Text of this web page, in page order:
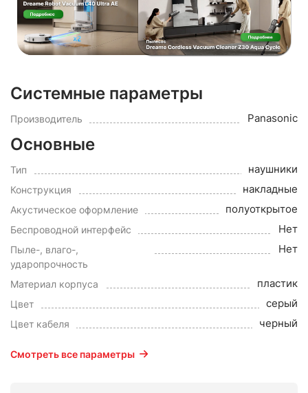
Системные параметры
Производитель Panasonic
Основные
Тип наушники
Конструкция накладные
Акустическое оформление полуоткрытое
Беспроводной интерфейс Нет
Пыле-, влаго-,
ударопрочность
Нет
Материал корпуса пластик
Цвет серый
Цвет кабеля черный
Смотреть все параметры